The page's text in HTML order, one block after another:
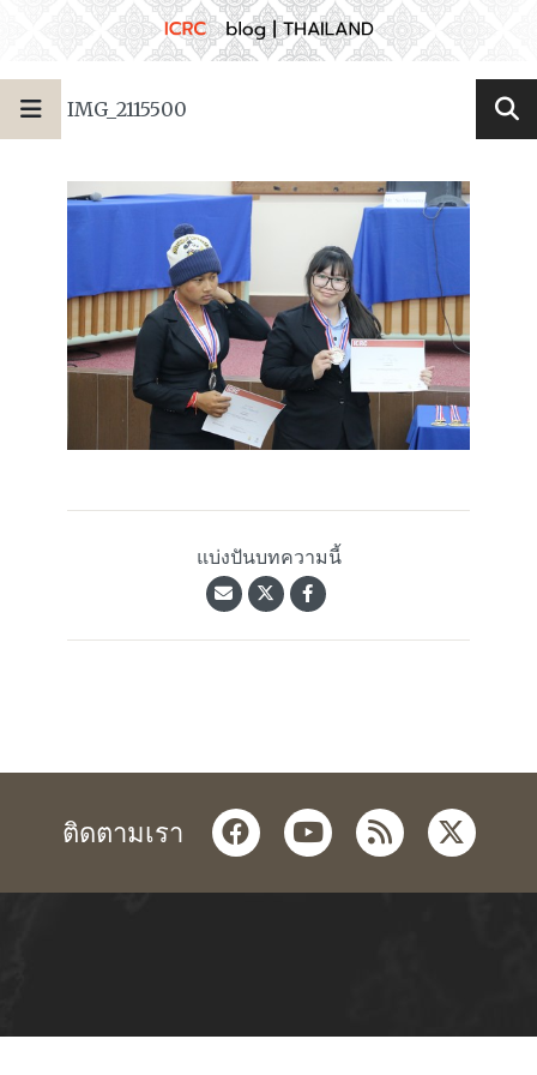
IMG_2115500
แบ่งปันบทความนี้
ติดตามเรา facebookyoutube
rss twitter